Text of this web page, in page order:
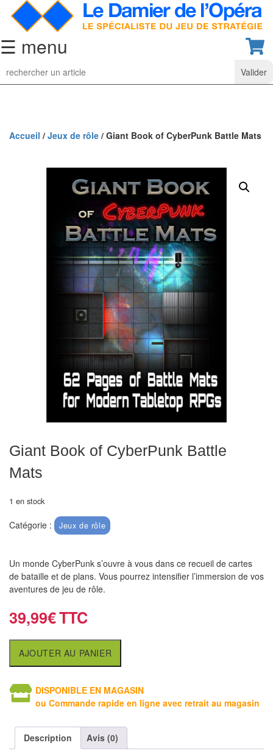
☰ menu
Jeu
d’Echecs
collection
classiques
Echiquiers
électroniques
Echiquiers
Pièces
Ecoles
&
Echiquiers
muraux/Plein
Pendules
pour
aveugles
Logiciels
d'échecs
Livres
en
anglais
Accueil / Jeux de rôle / Giant Book of CyberPunk Battle Mats
Giant Book of CyberPunk Battle
Mats
1 en stock
Catégorie : Jeux de rôle
Un monde CyberPunk s’ouvre à vous dans ce recueil de cartes
de bataille et de plans. Vous pourrez intensifier l’immersion de vos
aventures de jeu de rôle.
39,99€
AJOUTER AU PANIER
DISPONIBLE EN MAGASIN
ou Commande rapide en ligne avec retrait au magasin
Description Avis (0)